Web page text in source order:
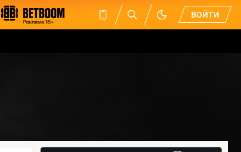
ВОЙТИ